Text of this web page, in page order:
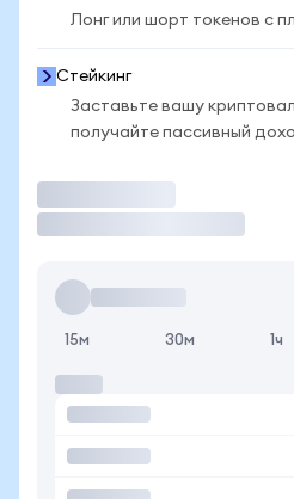
Лонг или шорт токенов с
Стейкинг
Заставьте вашу
получайте пассивный
15м 30м 1ч